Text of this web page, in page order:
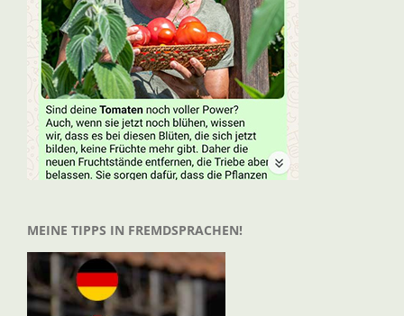
MEINE TIPPS IN FREMDSPRACHEN!